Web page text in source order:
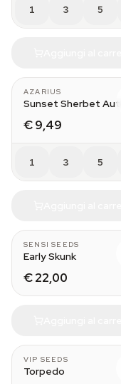
1 3 5
AZARIUS
Sunset Sherbet Auto
€ 9,49
1 3 5
SENSI SEEDS
Early Skunk
€ 22,00
VIP SEEDS
Torpedo